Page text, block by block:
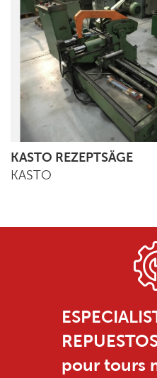
KASTO REZEPTSÄGE
KASTO
pour tours